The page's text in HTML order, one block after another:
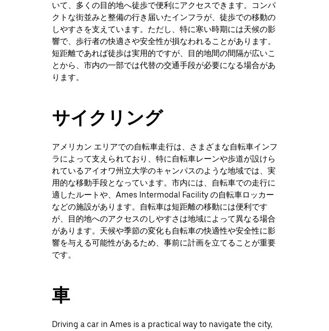
いて、多くの目的地へ徒歩で便利にアクセスできます。コンパ
クトな街並みと整備の行き届いたインフラが、徒歩での移動の
しやすさを支えています。ただし、特に寒い時期には天候の影
響で、歩行者の快適さや安全性が損なわれることがあります。
短距離であれば徒歩は実用的ですが、目的地間の間隔が広いこ
とから、市内の一部では代替の交通手段が必要になる場合があ
ります。
サイクリング
アメリカン エリアでの自転車走行は、さまざまな自転車インフ
ラによって支えられており、特に自転車レーンや歩道が設けら
れているアイオワ州立大学のキャンパスのような地域では、実
用的な移動手段となっています。市内には、自転車での走行に
適したルートや、Ames Intermodal Facility の自転車ロッカー
などの施設があります。自転車は短距離の移動には便利です
が、目的地へのアクセスのしやすさは地域によって異なる場合
があります。天候や季節の変化も自転車の快適性や安全性に影
響を与える可能性があるため、事前に計画を立てることが重要
です。
車
Driving a car in Ames is a practical way to navigate the city,